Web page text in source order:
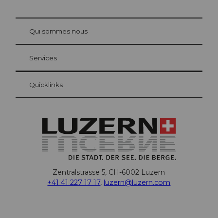
Carte d’hôte Lucerne
Vos avantages en tant qu'hôte pour la nuit
at Bre
Qui sommes nous
Services
Quicklinks
Zentralstrasse 5, CH-6002 Luzern
+41 41 227 17 17, luzern@luzern.com